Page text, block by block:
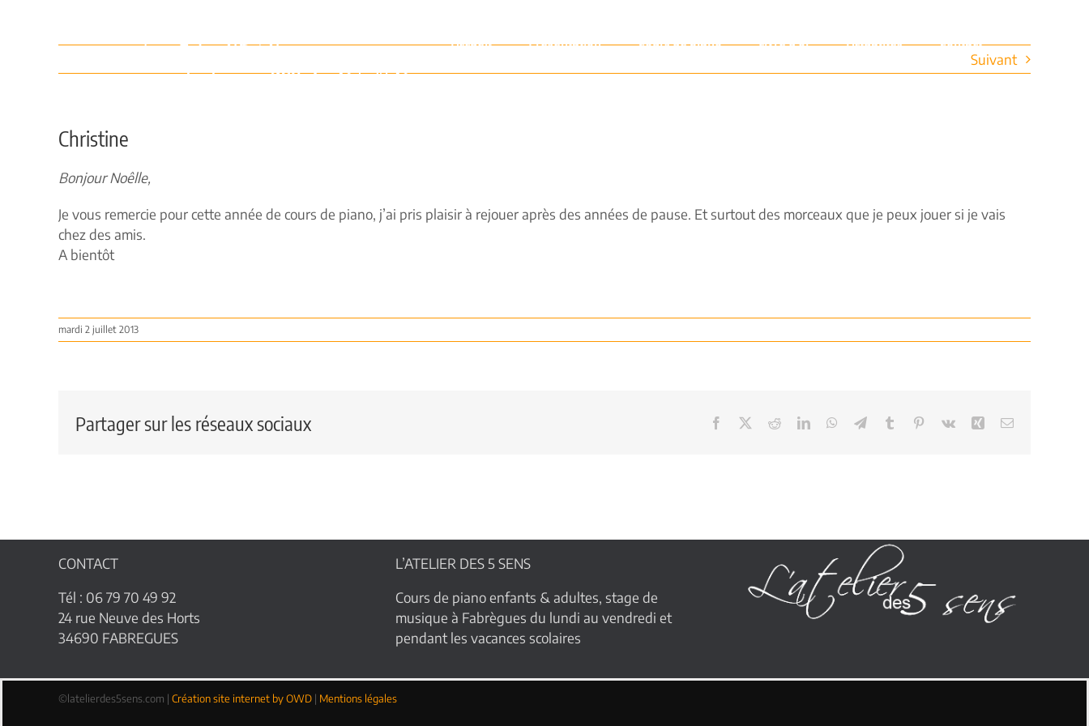
Accueil Présentation Cours de piano Livre d’or Actualités
Contact
Suivant
Christine
Bonjour Noêlle,
Je vous remercie pour cette année de cours de piano, j’ai pris plaisir à rejouer après des années de pause. Et surtout des morceaux que je peux jouer si je vais
chez des amis.
A bientôt
mardi 2 juillet 2013
Partager sur les réseaux sociaux Facebook RedditLinkedInWhatsApp
TelegramTumblr Pinterest
Vk Xing Email
CONTACT
Tél : 06 79 70 49 92
24 rue Neuve des Horts
34690 FABREGUES
L’ATELIER DES 5 SENS
Cours de piano enfants & adultes, stage de
musique à Fabrègues du lundi au vendredi et
pendant les vacances scolaires
©latelierdes5sens.com | Création site internet by OWD| Mentions légales